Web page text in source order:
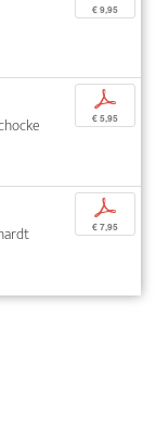
€ 9,95
p
€ 5,95
p
€ 7,95